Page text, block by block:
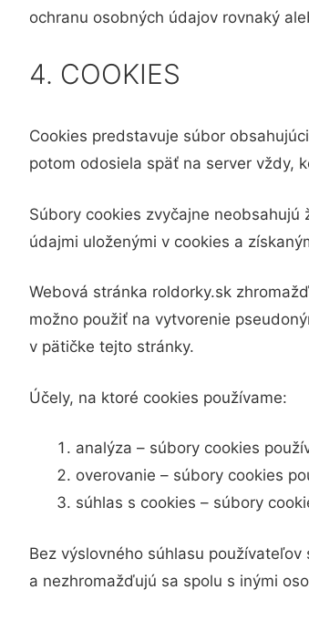
ochranu osobných údajov rovnaký
4. COOKIES
Cookies predstavuje súbor
potom odosiela späť na server vždy,
Súbory cookies zvyčajne
údajmi uloženými v cookies a
Webová stránka roldorky.sk
možno použiť na vytvorenie
v pätičke tejto stránky.
Účely, na ktoré cookies používame:
analýza – súbory cookies
overovanie – súbory cookies
súhlas s cookies – súbory
Bez výslovného súhlasu
a nezhromažďujú sa spolu s inými